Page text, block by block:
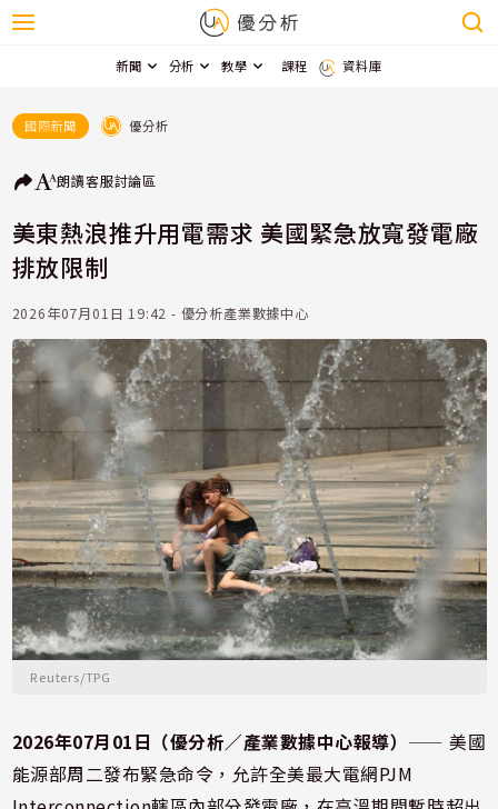
新聞 分析 教學 課程 資料庫
國際新聞 優分析
朗讀客服討論區
美東熱浪推升用電需求 美國緊急放寬發電廠
排放限制
2026年07月01日 19:42 - 優分析產業數據中心
Reuters/TPG
2026年07月01日（優分析／產業數據中心報導） ⸺ 美國
能源部周二發布緊急命令，允許全美最大電網PJM